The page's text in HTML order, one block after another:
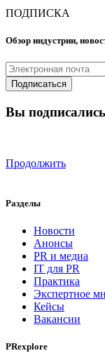
ПОДПИСКА
Обзор индустрии,
Вы
Продолжить
Разделы
Новости
Анонсы
PR и медиа
IT для PR
Практика
Экспертное
Кейсы
Вакансии
PRexplore